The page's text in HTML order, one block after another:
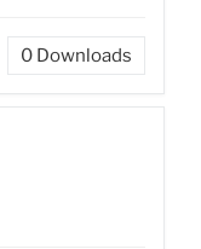
0 Downloads